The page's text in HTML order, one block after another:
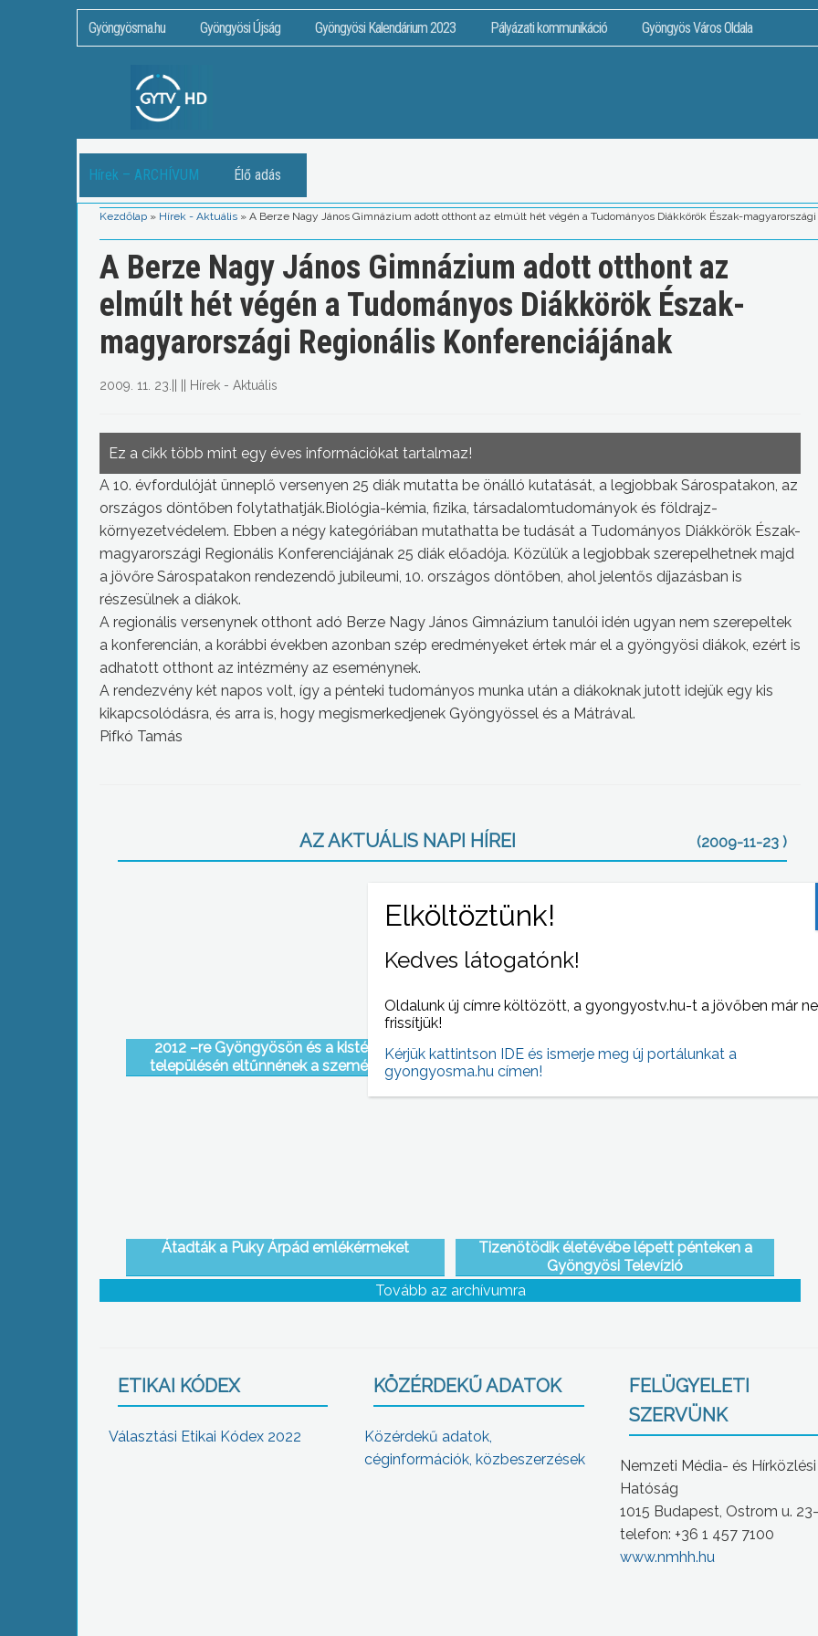
Gyöngyösma.hu Gyöngyösi Újság Gyöngyösi Kalendárium 2023 Pályázati kommunikáció Gyöngyös Város Oldala
Hírek – ARCHÍVUM Élő adás
Kezdőlap » Hírek - Aktuális » A Berze Nagy János Gimnázium adott otthont az elmúlt hét végén a Tudományos Diákkörök Észak-
A Berze Nagy János Gimnázium adott otthont az
elmúlt hét végén a Tudományos Diákkörök Észak-
magyarországi Regionális Konferenciájának
2009. 11. 23. Hírek - Aktuális
Ez a cikk több mint egy éves információkat tartalmaz!
A 10. évfordulóját ünneplő versenyen 25 diák mutatta be önálló kutatását, a legjobbak Sárospatakon, az
országos döntőben folytathatják.Biológia-kémia, fizika, társadalomtudományok és földrajz-
környezetvédelem. Ebben a négy kategóriában mutathatta be tudását a Tudományos Diákkörök Észak-
magyarországi Regionális Konferenciájának 25 diák előadója. Közülük a legjobbak szerepelhetnek majd
a jövőre Sárospatakon rendezendő jubileumi, 10. országos döntőben, ahol jelentős díjazásban is
részesülnek a diákok.
A regionális versenynek otthont adó Berze Nagy János Gimnázium tanulói idén ugyan nem szerepeltek
a konferencián, a korábbi években azonban szép eredményeket értek már el a gyöngyösi diákok, ezért is
adhatott otthont az intézmény az eseménynek.
A rendezvény két napos volt, így a pénteki tudományos munka után a diákoknak jutott idejük egy kis
kikapcsolódásra, és arra is, hogy megismerkedjenek Gyöngyössel és a Mátrával.
Pifkó Tamás
AZ AKTUÁLIS NAPI HÍREI (2009-11-23 )
2012 –re Gyöngyösön és a kistérség 10
településén eltűnnének a szemétlerakók
A gombázók mostantól csak 2 kg gombát
gyűjthetnek fejenként a Mátra erdeiben
Átadták a Puky Árpád emlékérmeket
Tizenötödik életévébe lépett pénteken a
Gyöngyösi Televízió
Tovább az archívumra
ETIKAI KÓDEX
Választási Etikai Kódex 2022
KÖZÉRDEKŰ ADATOK
Közérdekű adatok,
céginformációk, közbeszerzések
FELÜGYELETI
SZERVÜNK
Nemzeti Média- és Hírközlési
Hatóság
1015 Budapest, Ostrom u.
telefon: +36 1 457 7100
www.nmhh.hu
Kedves látogatónk!
Oldalunk új címre költözött, a gyongyostv.hu-t a jövőben már
frissítjük!
Kérjük kattintson IDE és ismerje meg új portálunkat a
gyongyosma.hu címen!